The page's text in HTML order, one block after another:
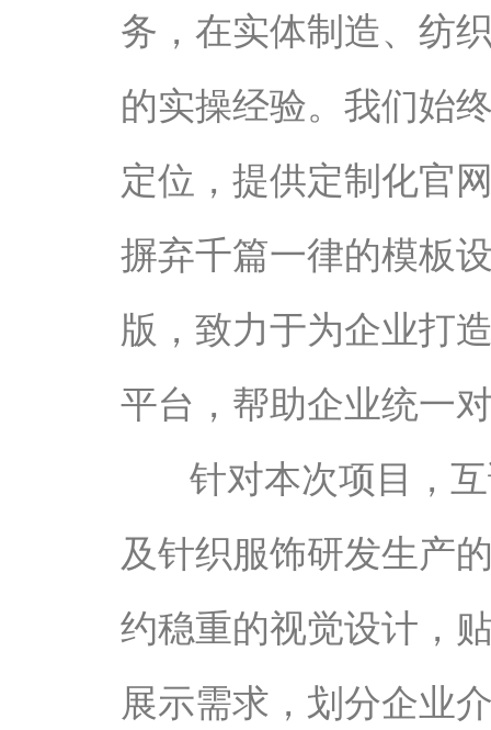
务，在实体制造、纺
的实操经验。我们始
定位，提供定制化官
摒弃千篇一律的模板
版，致力于为企业打
平台，帮助企业统一
针对本次项目，
及针织服饰研发生产
约稳重的视觉设计，
展示需求，划分企业